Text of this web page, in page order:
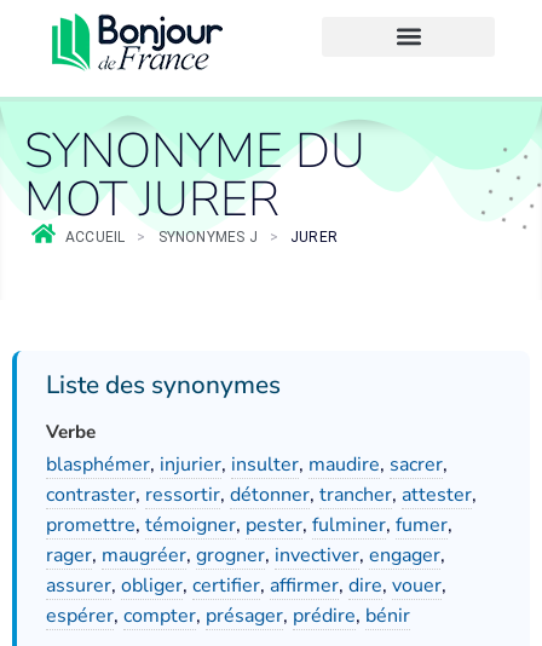
SYNONYME DU
MOT JURER
ACCUEIL > SYNONYMES J > JURER
Liste des synonymes
Verbe
blasphémer, injurier, insulter, maudire, sacrer,
contraster, ressortir, détonner, trancher, attester,
promettre, témoigner, pester, fulminer, fumer,
rager, maugréer, grogner, invectiver, engager,
assurer, obliger, certifier, affirmer, dire, vouer,
espérer, compter, présager, prédire, bénir